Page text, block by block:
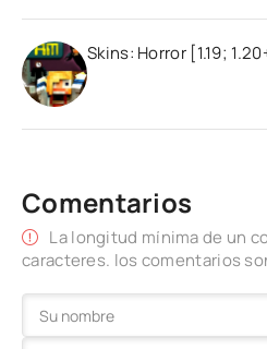
Skins: Horror [1.19;
Comentarios
La longitud mínima de un
caracteres. los comentarios